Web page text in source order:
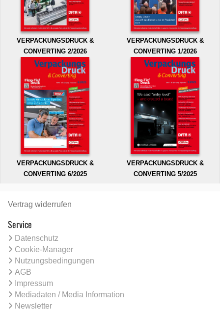
VERPACKUNGSDRUCK &
CONVERTING 2/2026
VERPACKUNGSDRUCK &
CONVERTING 1/2026
VERPACKUNGSDRUCK &
CONVERTING 6/2025
VERPACKUNGSDRUCK &
CONVERTING 5/2025
Vertrag widerrufen
Service
Datenschutz
Cookie-Manager
Nutzungsbedingungen
AGB
Impressum
Mediadaten / Media Information
Newsletter